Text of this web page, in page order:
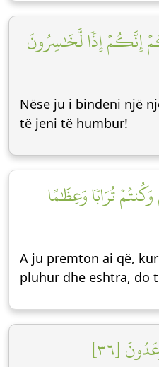
إِنَّكُمۡ إِذٗا لَّخَٰسِرُونَ
Nëse ju i bindeni një
të jeni të humbur!
تُرَابٗا وَعِظَٰمًا
A ju premton ai që,
pluhur dhe eshtra, do
[٣٦]